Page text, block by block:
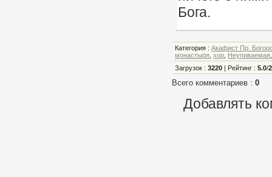
Бога.
Категория :Акафист Пр.
монастыря ,хор Неупиваемая
Загрузок :3220 Рейтинг :5.0/2
Всего комментариев :0
Добавлять